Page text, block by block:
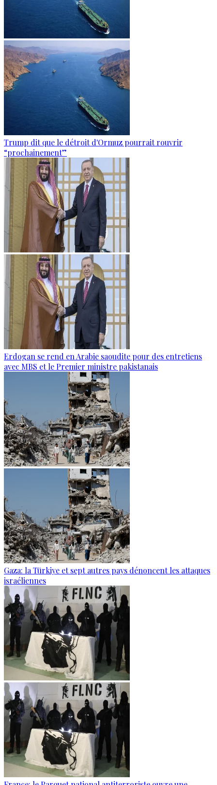
Trump dit que le détroit d'Ormuz pourrait rouvrir
“prochainement”
Erdogan se rend en Arabie saoudite pour des entretiens
avec MBS et le Premier ministre pakistanais
Gaza: la Türkiye et sept autres pays dénoncent les attaques
israéliennes